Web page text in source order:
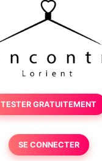
TESTER GRATUITEMENT
SE CONNECTER